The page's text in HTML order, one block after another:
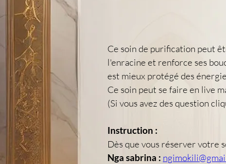
Ce soin de purification peut
l'enracine et renforce ses
est mieux protégé des
Ce soin peut se faire en live
​(Si vous avez des question
Instruction :
Dès que vous réserver votre
Nga sabrina :